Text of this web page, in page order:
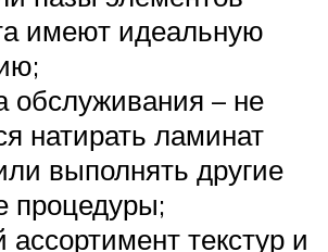
имеют идеальную
обслуживания – не
натирать ламинат
выполнять другие
процедуры;
текстур и